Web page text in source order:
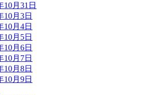
10月31日
10月3日
10月4日
10月5日
10月6日
10月7日
10月8日
10月9日